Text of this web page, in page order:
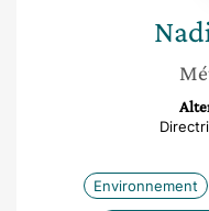
Environnement